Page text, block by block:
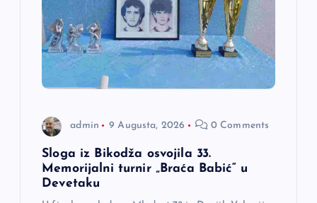
admin 9 Augusta, 2026 0 Comments
Sloga iz Bikodža osvojila 33.
Memorijalni turnir „Braća Babić“ u
Devetaku